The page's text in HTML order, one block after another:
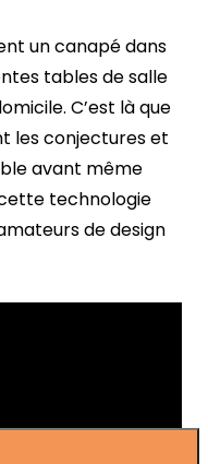
un canapé dans
tables de salle
C’est là que
les conjectures et
avant même
cette technologie
de design